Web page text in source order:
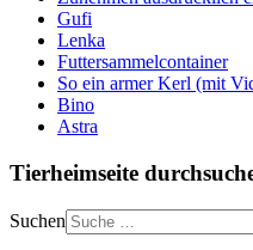
Gufi
Lenka
Futtersammelcontainer
So ein armer Kerl (mit
Bino
Astra
Tierheimseite
Suchen